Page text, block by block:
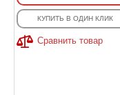
КУПИТЬ В ОДИН КЛИК
Сравнить товар